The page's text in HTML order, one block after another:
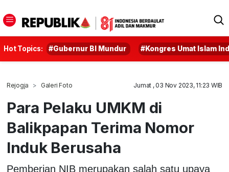
Hot Topics: #Gubernur BI Mundur #Kongres Umat Islam
Rejogja Galeri Foto Jumat , 03 Nov 2023, 11:23 WIB
Para Pelaku UMKM di
Balikpapan Terima Nomor
Induk Berusaha
Pemberian NIB merupakan salah satu upaya